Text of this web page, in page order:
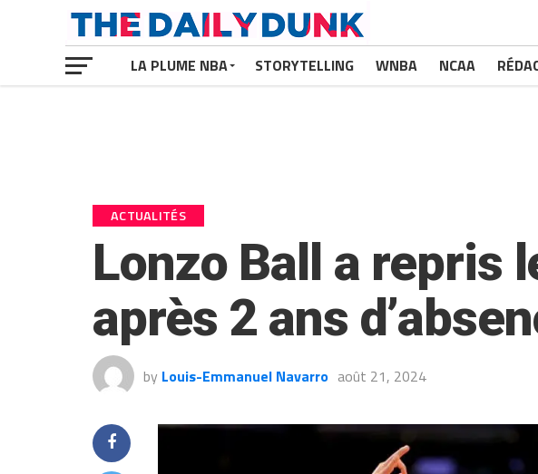
LA PLUME NBA STORYTELLING WNBA NCAA
ACTUALITÉS
Lonzo Ball a repris
après 2 ans
by Louis-Emmanuel Navarro août 21, 2024